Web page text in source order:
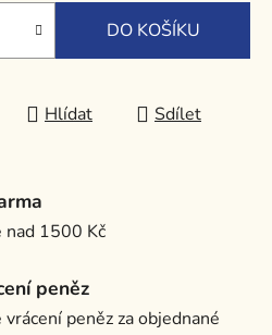
DO KOŠÍKU
Hlídat Sdílet
nad 1500 Kč
peněz
peněz za objednané